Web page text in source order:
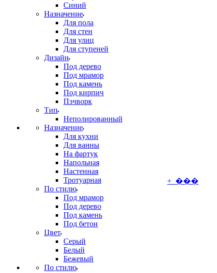
Синий
Назначение
Для пола
Для стен
Для улиц
Для ступеней
Дизайн
Под дерево
Под мрамор
Под камень
Под кирпич
Пэчворк
Тип
Неполированный
Назначение
Для кухни
Для ванны
На фартук
Напольная
Настенная
Тротуарная
По стилю
Под мрамор
Под дерево
Под камень
Под бетон
Цвет
Серый
Белый
Бежевый
По стилю
+ ���